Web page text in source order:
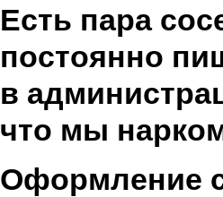
Есть пара
постоянно
в
что мы
Оформление